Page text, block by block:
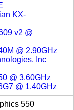
KX-
v2 @
@ 2.90GHz
Inc
@ 3.60GHz
@ 1.40GHz
550